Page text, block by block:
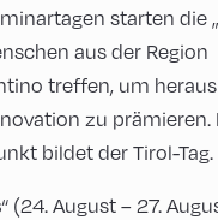
starten die „
aus der Region
treffen, um
zu prämieren.
bildet der Tirol-Tag.
“ (24. August – 27.